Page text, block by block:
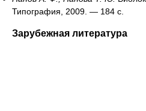
Типография, 2009. — 184 с.
Зарубежная литература